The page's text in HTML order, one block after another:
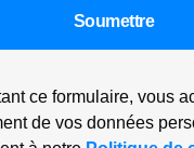
ce formulaire, vous
de vos données